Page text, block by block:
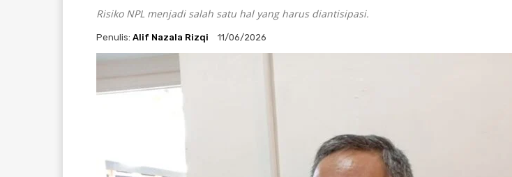
Risiko NPL menjadi salah satu hal yang harus diantisipasi.
Penulis: Alif Nazala Rizqi 11/06/2026